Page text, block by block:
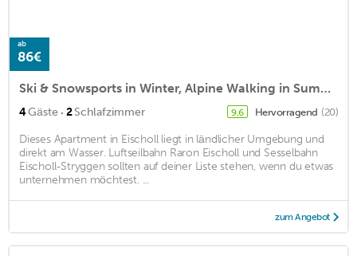
ab
86€
Ski & Snowsports in Winter, Alpine Walking in Summer, Beautiful Alpine Village
4Gäste · 2Schlafzimmer 9,6 Hervorragend (20)
Dieses Apartment in Eischoll liegt in ländlicher Umgebung und
direkt am Wasser. Luftseilbahn Raron Eischoll und Sesselbahn
Eischoll-Stryggen sollten auf deiner Liste stehen, wenn du etwas
unternehmen möchtest. ...
zum Angebot